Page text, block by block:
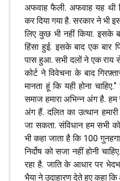
अफवाह फैली. अफवाह यह थी
कर दिया गया है. सरकार ने भी
लिए कुछ भी नहीं किया. इसके
हिंसा हुई. इसके बाद एक बार
पास हुआ. सभी दलों ने एक राय
कोर्ट ने विवेचना के बाद
मानता हूं कि यही होना
समाज हमारा अभिन्न अंग है.
अंग हैं. दलित का उत्थान
जा सकता. संविधान हम सभी
भी कहा जाता है कि 100
निर्दोष को सजा नहीं होनी
रहा है. जाति के आधार पर
भैया ने उदाहारण देते हुए कहा